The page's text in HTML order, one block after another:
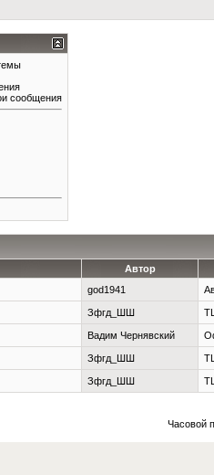
сообщения
Автор
god1941
Зфгд_ШШ
Вадим Чернявский
Зфгд_ШШ
Зфгд_ШШ
Часовой